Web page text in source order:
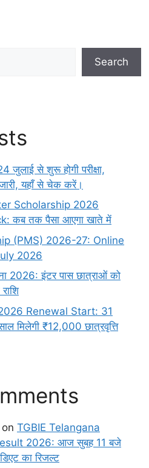
Search
से शुरू होगी परीक्षा,
यहाँ से चेक करें।
Scholarship 2026
कब तक पैसा आएगा खाते में
(PMS) 2026-27: Online
2026
2026: इंटर पास छात्राओं को
Renewal Start: 31
मिलेगी ₹12,000 छात्रवृत्ति
on TGBIE Telangana
2026: आज सुबह 11 बजे
का रिजल्ट